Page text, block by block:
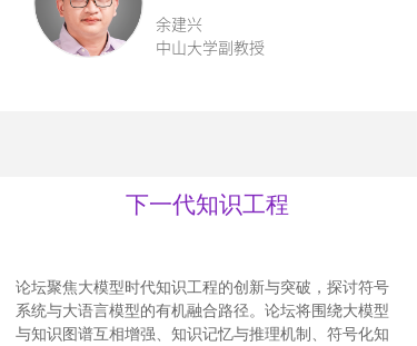
余建兴
中山大学副教授
下一代知识工程
论坛聚焦大模型时代知识工程的创新与突破，探讨符号
系统与大语言模型的有机融合路径。论坛将围绕大模型
与知识图谱互相增强、知识记忆与推理机制、符号化知